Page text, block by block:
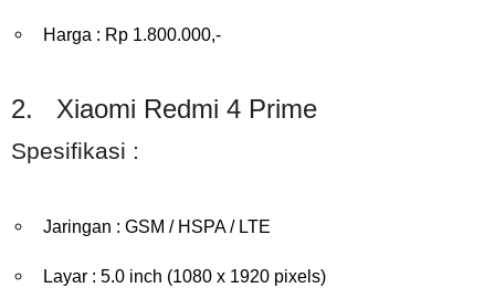
Harga : Rp 1.800.000,-
2. Xiaomi Redmi 4 Prime
Spesifikasi :
Jaringan : GSM / HSPA / LTE
Layar : 5.0 inch (1080 x 1920 pixels)